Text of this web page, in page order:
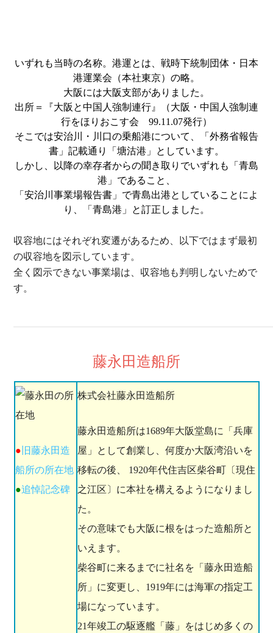
いずれも当時の名称。港運とは、戦時下統制団体・日本
港運業会（本社東京）の略。
大阪には大阪支部がありました。
出所＝『大阪と中国人強制連行』（大阪・中国人強制連
行をほりおこす会 99.11.07発行）
そこでは安治川・川口の乗船港について、「外務省報告
書」記載通り「塘沽港」としています。
しかし、以降の幸存者からの聞き取りでいずれも「青島
港」であること、
「安治川事業場報告書」で青島出港としていることによ
り、「青島港」と訂正しました。
収容地にはそれぞれ変遷があるため、以下ではまず最初
の収容地を図示しています。
全く図示できない事業場は、収容地も判明しないためで
す。
藤永田造船所
● 旧藤永田造
船所の所在地
●追悼記念碑
株式会社藤永田造船所
藤永田造船所は1689年大阪堂島に「兵庫
屋」として創業し、何度か大阪湾沿いを
移転の後、 1920年代住吉区柴谷町〔現住
之江区〕に本社を構えるようになりまし
た。
その意味でも大阪に根をはった造船所と
いえます。
柴谷町に来るまでに社名を「藤永田造船
所」に変更し、1919年には海軍の指定工
場になっています。
21年竣工の駆逐艦「藤」をはじめ多くの